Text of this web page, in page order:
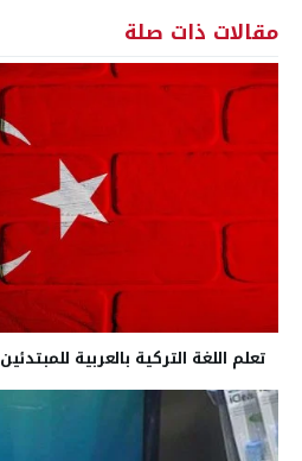
مقالات ذات صلة
تعلم اللغة التركية بالعربية للمبتدئين 2023